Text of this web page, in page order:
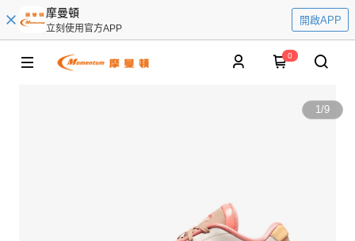
摩曼頓
立刻使用官方APP
開啟APP
0
1/9